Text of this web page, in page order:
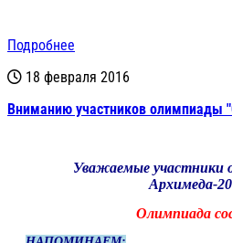
Подробнее
18 февраля 2016
Вниманию участников
Уважаемые
Архимеда-
Олимпиада